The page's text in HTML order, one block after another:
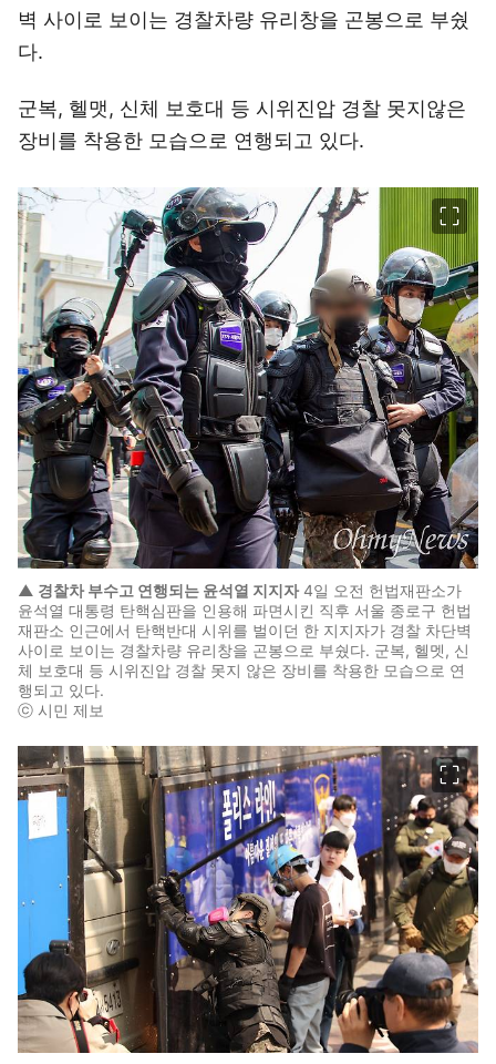
벽 사이로 보이는 경찰차량 유리창을 곤봉으로 부쉈
다.
군복, 헬맷, 신체 보호대 등 시위진압 경찰 못지않은
장비를 착용한 모습으로 연행되고 있다.
▲ 경찰차 부수고 연행되는 윤석열 지지자4일 오전 헌법재판소가
윤석열 대통령 탄핵심판을 인용해 파면시킨 직후 서울 종로구 헌법
재판소 인근에서 탄핵반대 시위를 벌이던 한 지지자가 경찰 차단벽
사이로 보이는 경찰차량 유리창을 곤봉으로 부쉈다. 군복, 헬멧, 신
체 보호대 등 시위진압 경찰 못지 않은 장비를 착용한 모습으로 연
행되고 있다.
ⓒ 시민 제보